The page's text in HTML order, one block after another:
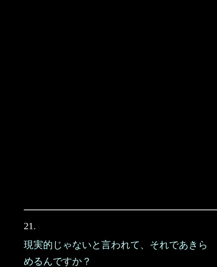
21.
現実的じゃないと言われて、それであきら
めるんですか？